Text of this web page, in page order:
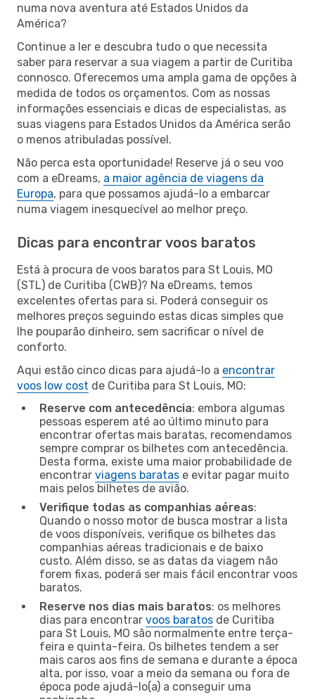
numa nova aventura até Estados Unidos da
América?
Continue a ler e descubra tudo o que necessita
saber para reservar a sua viagem a partir de Curitiba
connosco. Oferecemos uma ampla gama de opções à
medida de todos os orçamentos. Com as nossas
informações essenciais e dicas de especialistas, as
suas viagens para Estados Unidos da América serão
o menos atribuladas possível.
Não perca esta oportunidade! Reserve já o seu voo
com a eDreams, a maior agência de viagens da
Europa, para que possamos ajudá-lo a embarcar
numa viagem inesquecível ao melhor preço.
Dicas para encontrar voos baratos
Está à procura de voos baratos para St Louis, MO
(STL) de Curitiba (CWB)? Na eDreams, temos
excelentes ofertas para si. Poderá conseguir os
melhores preços seguindo estas dicas simples que
lhe pouparão dinheiro, sem sacrificar o nível de
conforto.
Aqui estão cinco dicas para ajudá-lo a encontrar
voos low cost de Curitiba para St Louis, MO:
Reserve com antecedência: embora algumas
pessoas esperem até ao último minuto para
encontrar ofertas mais baratas, recomendamos
sempre comprar os bilhetes com antecedência.
Desta forma, existe uma maior probabilidade de
encontrar viagens baratas e evitar pagar muito
mais pelos bilhetes de avião.
Verifique todas as companhias aéreas:
Quando o nosso motor de busca mostrar a lista
de voos disponíveis, verifique os bilhetes das
companhias aéreas tradicionais e de baixo
custo. Além disso, se as datas da viagem não
forem fixas, poderá ser mais fácil encontrar voos
baratos.
Reserve nos dias mais baratos: os melhores
dias para encontrar voos baratos de Curitiba
para St Louis, MO são normalmente entre terça-
feira e quinta-feira. Os bilhetes tendem a ser
mais caros aos fins de semana e durante a época
alta, por isso, voar a meio da semana ou fora de
época pode ajudá-lo(a) a conseguir uma